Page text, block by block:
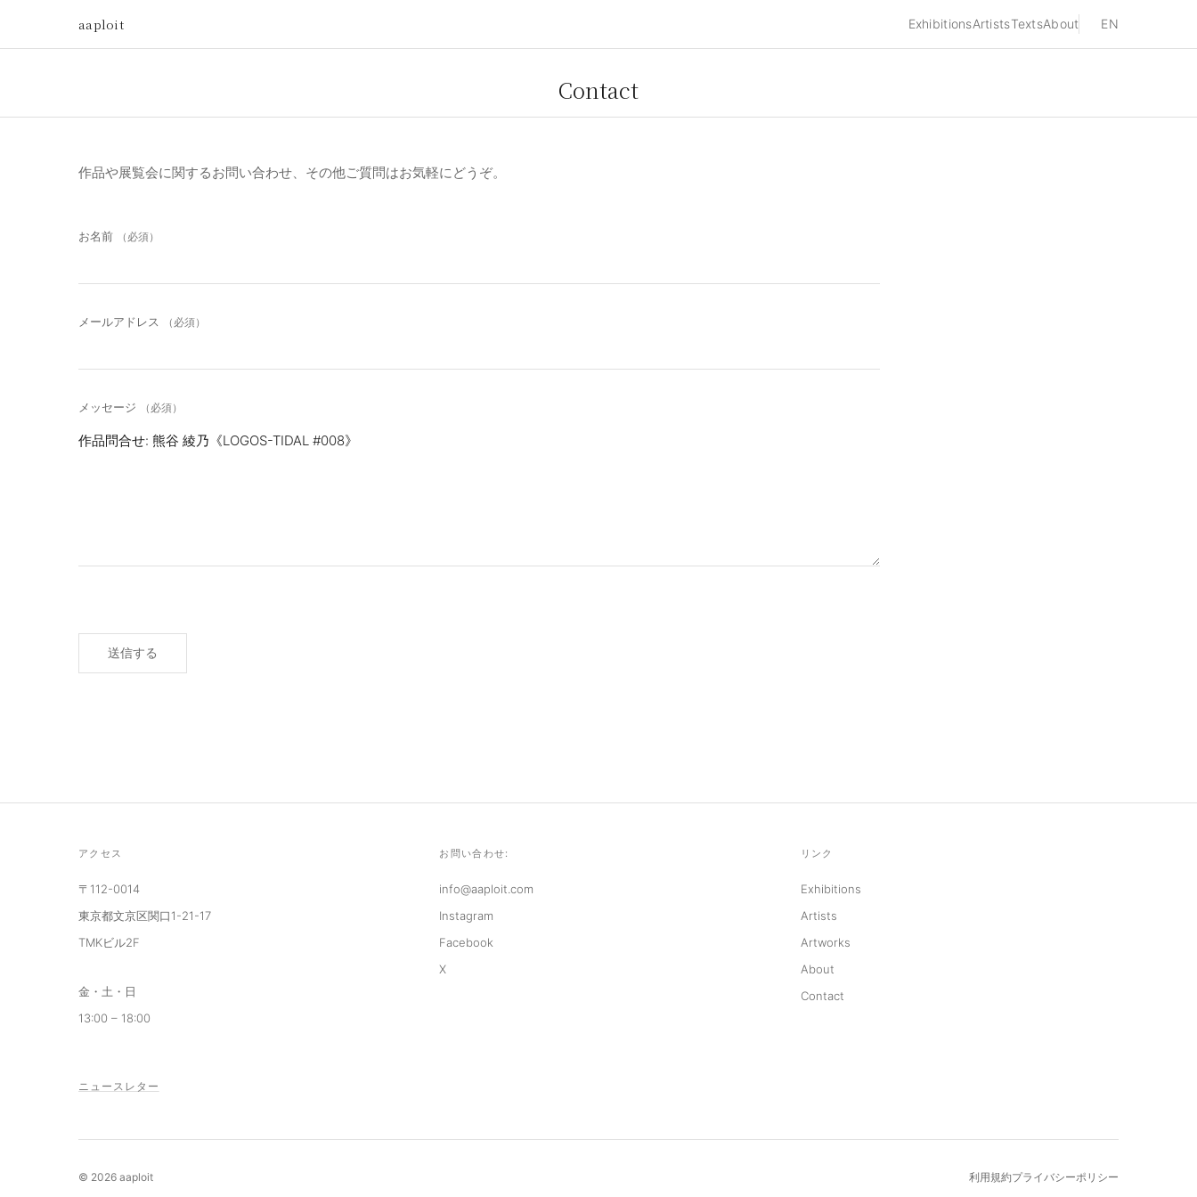
aaploit ExhibitionsArtistsTextsAbout EN
Contact
作品や展覧会に関するお問い合わせ、その他ご質問はお気軽にどうぞ。
お名前 （必須）
メールアドレス （必須）
メッセージ （必須）
送信する
アクセス
〒112-0014
東京都文京区関口1-21-17
TMKビル2F
金・土・日
13:00 – 18:00
お問い合わせ:
info@aaploit.com
Instagram
Facebook
X
リンク
Exhibitions
Artists
Artworks
About
Contact
ニュースレター
© 2026 aaploit 利用規約プライバシーポリシー